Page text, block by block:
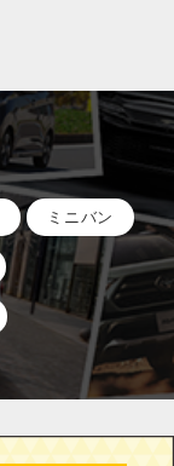
ミニバン